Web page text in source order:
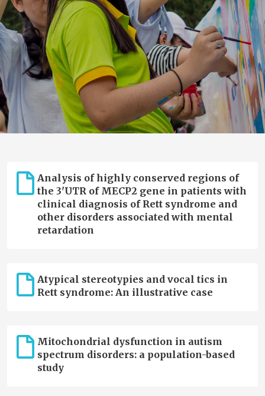
Analysis of highly conserved regions of
the 3'UTR of MECP2 gene in patients with
clinical diagnosis of Rett syndrome and
other disorders associated with mental
retardation
Atypical stereotypies and vocal tics in
Rett syndrome: An illustrative case
Mitochondrial dysfunction in autism
spectrum disorders: a population-based
study